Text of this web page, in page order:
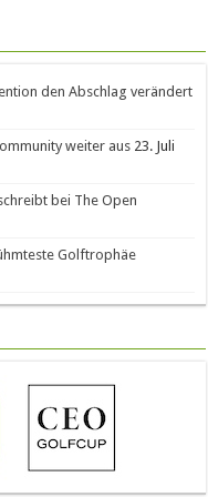
den Abschlag verändert
weiter aus 23. Juli
bei The Open
Golftrophäe